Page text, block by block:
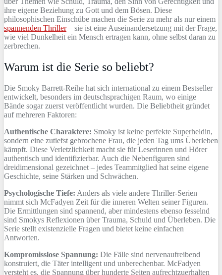
ihre eigene Beziehung zu Gott und dem Bösen. Diese
philosophischen Einschübe machen die Serie zu mehr als nur einem
spannenden Thriller– sie ist eine Auseinandersetzung mit der Frage,
wie viel Dunkelheit ein Mensch ertragen kann, ohne selbst daran zu
zerbrechen.
Warum ist die Serie so beliebt?
Die Smoky Barrett-Reihe hat sich international zu einem Bestseller
entwickelt, besonders im deutschsprachigen Raum, wo einige
Bände sogar zuerst veröffentlicht wurden. Die Beliebtheit gründet
auf mehreren Faktoren:
Authentische Charaktere: Smoky ist keine perfekte Superheldin,
sondern eine zutiefst gebrochene Frau, die jeden Tag ums Überleben
kämpft. Diese Verletzlichkeit macht sie für Leserinnen und Hörer
authentisch und identifizierbar. Auch die Nebenfiguren sind
dreidimensional gezeichnet – jedes Teammitglied hat seine eigene
Geschichte, seine Stärken und Schwächen.
Psychologische Tiefe: Anders als viele andere Thriller-Serien
nimmt sich McFadyen Zeit für die inneren Welten seiner Figuren.
Die Ermittlungen sind spannend, aber mindestens ebenso fesselnd
sind Smokys Reflexionen über Trauma, Schuld und Überleben. Die
Serie stellt existenzielle Fragen und bietet keine einfachen
Antworten.
Kompromisslose Spannung: Die Fälle sind nervenaufreibend
konstruiert, die Täter intelligent und unberechenbar. McFadyen
versteht es, die Spannung über hunderte Seiten aufrechtzuerhalten